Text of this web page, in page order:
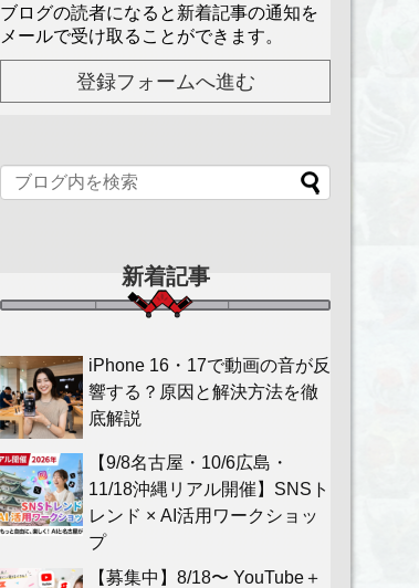
ブログの読者になると新着記事の通知を
メールで受け取ることができます。
新着記事
iPhone 16・17で動画の音が反
響する？原因と解決方法を徹
底解説
【9/8名古屋・10/6広島・
11/18沖縄リアル開催】SNSト
レンド × AI活用ワークショッ
プ
【募集中】8/18〜 YouTube＋